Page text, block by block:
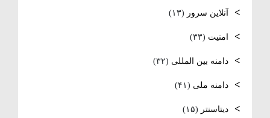
آنلاین سرور (۱۳)
امنیت(۳۳)
دامنه بین المللی(۳۲)
دامنه ملی(۴۱)
دیتاسنتر(۱۵)